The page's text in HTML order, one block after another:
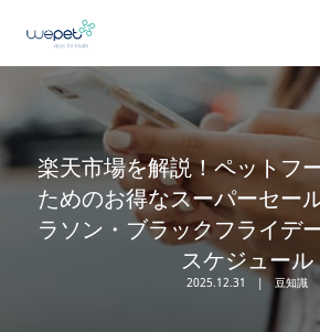
楽天市場を解説！ペットフ
ためのお得なスーパーセー
ラソン・ブラックフライデ
スケジュール
2025.12.31 豆知識